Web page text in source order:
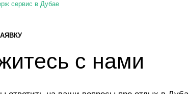
сервис в Дубае
с нами